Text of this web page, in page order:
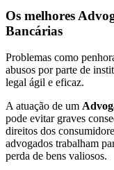
Os melhores
Bancárias
Problemas como
abusos por parte de
legal ágil e eficaz.
A atuação de um
pode evitar graves
direitos dos
advogados trabalham
perda de bens valiosos.